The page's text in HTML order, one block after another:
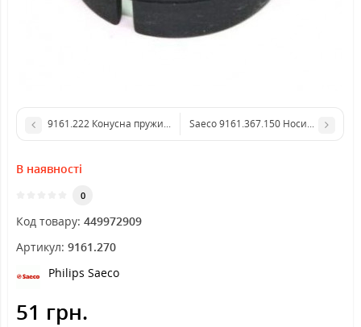
9161.222 Конусна пружина рабочої групи
В наявності
0
Код товару: 449972909
Артикул: 9161.270
Philips Saeco
51 грн.